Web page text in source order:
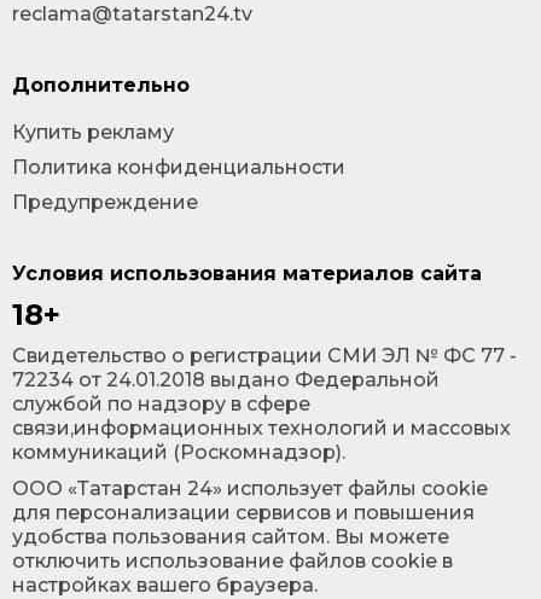
Условия использования материалов сайта
18+
Cвидетельство о регистрации СМИ ЭЛ № ФС 77 -
72234 от 24.01.2018 выдано Федеральной
службой по надзору в сфере
связи,информационных технологий и массовых
коммуникаций (Роскомнадзор).
ООО «Татарстан 24» использует файлы cookie
для персонализации сервисов и повышения
удобства пользования сайтом. Вы можете
отключить использование файлов cookie в
настройках вашего браузера.
reclama@tatarstan24.tv
Дополнительно
Купить рекламу
Политика конфиденциальности
Предупреждение